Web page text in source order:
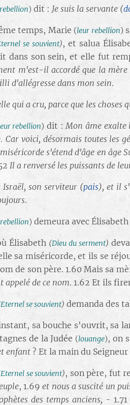
) dit : Je suis la servante (
temps, Marie (leur rebellion)
se souvient), et salua
dans son sein, et elle fut
m'est-il accordé que la
d'allégresse dans mon sein.
qui a cru, parce que les
rebellion)dit :Mon âme exalte
. Car voici, désormais toutes les
s'étend d'âge en âge
Il a renversé les puissants de
Israël, son serviteur(pais), et il
.
) demeura avec Élisabeth
Élisabeth (Dieu du serment)
sa miséricorde, et ils se
de son père. 1.60 Mais sa
appelé de ce nom. 1.62 Et ils
se souvient) demanda des
sa bouche s'ouvrit, sa
de la Judée (louange), on
enfant? Et la main du
se souvient), son père, fut
, 1.69et nous a suscité un
des temps anciens, - 1.71